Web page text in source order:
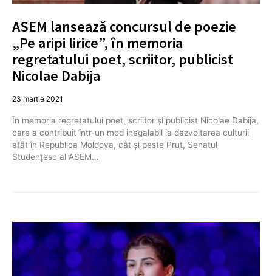
ASEM lansează concursul de poezie
„Pe aripi lirice”, în memoria
regretatului poet, scriitor, publicist
Nicolae Dabija
23 martie 2021
În memoria regretatului poet, scriitor și publicist Nicolae Dabija,
care a contribuit într-un mod inegalabil la dezvoltarea culturii
atât în Republica Moldova, cât și peste Prut, Senatul
Studențesc al ASEM…